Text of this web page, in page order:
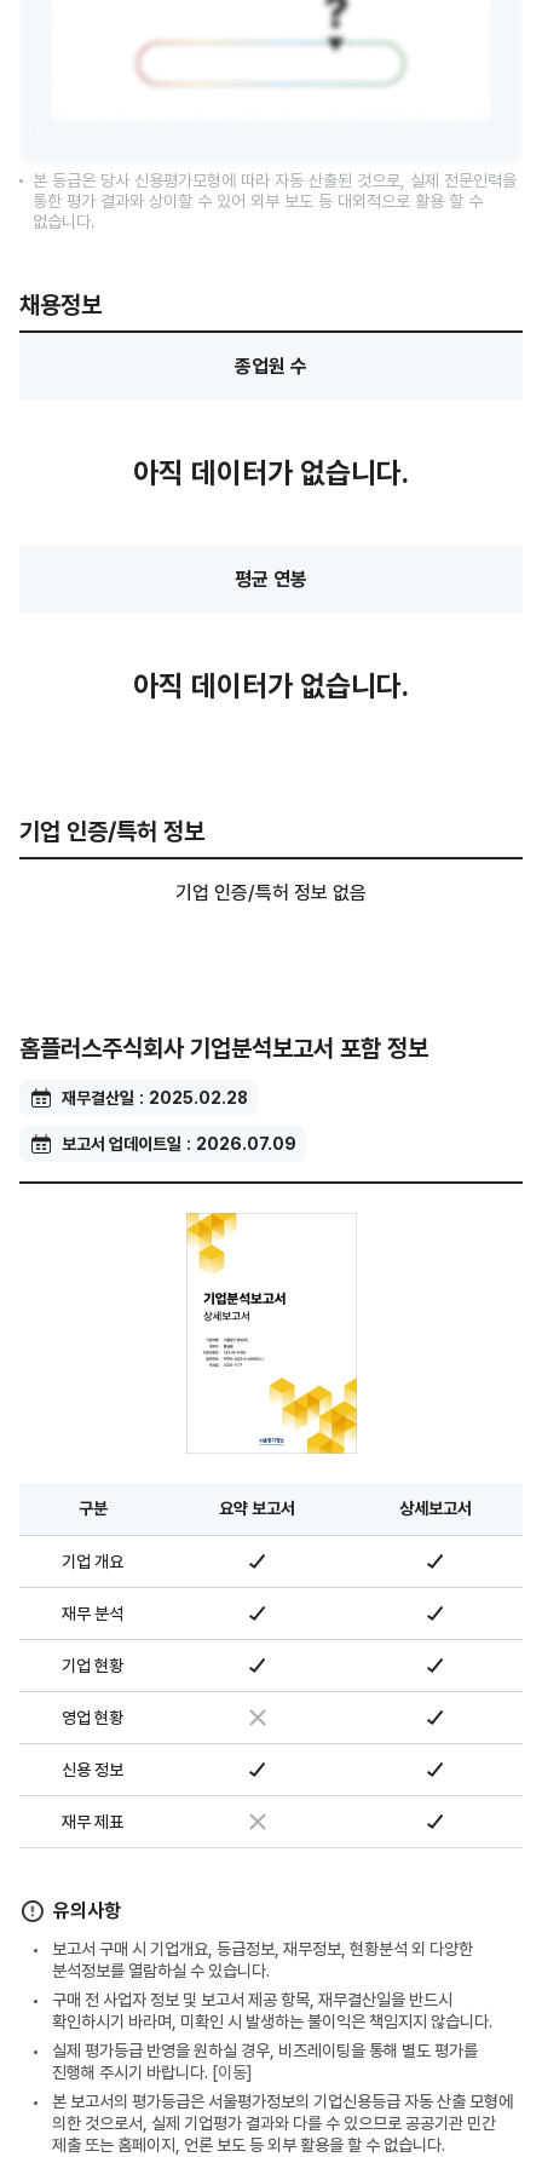
본 등급은 당사 신용평가모형에 따라 자동 산출된 것으로, 실제 전문인력을
통한 평가 결과와 상이할 수 있어 외부 보도 등 대외적으로 활용 할 수
없습니다.
채용정보
종업원 수
아직 데이터가 없습니다.
평균 연봉
아직 데이터가 없습니다.
기업 인증/특허 정보
기업 인증/특허 정보 없음
홈플러스주식회사 기업분석보고서 포함 정보
재무결산일 2025.02.28
보고서 업데이트일 2026.07.09
구분 요약 보고서 상세보고서
기업 개요
재무 분석
기업 현황
영업 현황
신용 정보
재무 제표
유의사항
보고서 구매 시 기업개요, 등급정보, 재무정보, 현황분석 외 다양한
분석정보를 열람하실 수 있습니다.
구매 전 사업자 정보 및 보고서 제공 항목, 재무결산일을 반드시
확인하시기 바라며, 미확인 시 발생하는 불이익은 책임지지 않습니다.
실제 평가등급 반영을 원하실 경우, 비즈레이팅을 통해 별도 평가를
진행해 주시기 바랍니다. [이동]
본 보고서의 평가등급은 서울평가정보의 기업신용등급 자동 산출 모형에
의한 것으로서, 실제 기업평가 결과와 다를 수 있으므로 공공기관 민간
제출 또는 홈페이지, 언론 보도 등 외부 활용을 할 수 없습니다.